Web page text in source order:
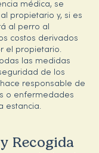
médica, se
propietario y, si es
al perro al
costos derivados
el propietario.
las medidas
de los
responsable de
o enfermedades
estancia.
Recogida